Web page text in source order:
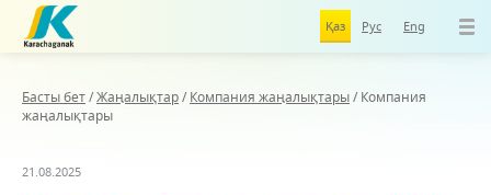
Қаз Рус Eng
Басты бет/Жаңалықтар/ Компания жаңалықтары/ Компания
жаңалықтары
21.08.2025